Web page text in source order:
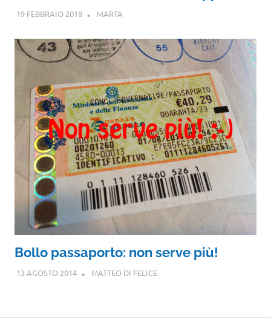
19 FEBBRAIO 2018 MARTA
Bollo passaporto: non serve più!
13 AGOSTO 2014 MATTEO DI FELICE